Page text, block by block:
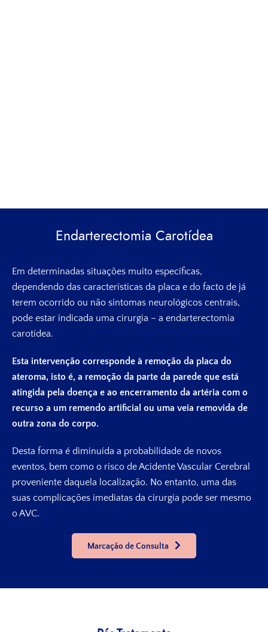
Endarterectomia Carotídea
Em determinadas situações muito específicas,
dependendo das características da placa e do facto de já
terem ocorrido ou não sintomas neurológicos centrais,
pode estar indicada uma cirurgia – a endarterectomia
carotídea.
Esta intervenção corresponde à remoção da placa do
ateroma, isto é, a remoção da parte da parede que está
atingida pela doença e ao encerramento da artéria com o
recurso a um remendo artificial ou uma veia removida de
outra zona do corpo.
Desta forma é diminuída a probabilidade de novos
eventos, bem como o risco de Acidente Vascular Cerebral
proveniente daquela localização. No entanto, uma das
suas complicações imediatas da cirurgia pode ser mesmo
o AVC.
Marcação de Consulta